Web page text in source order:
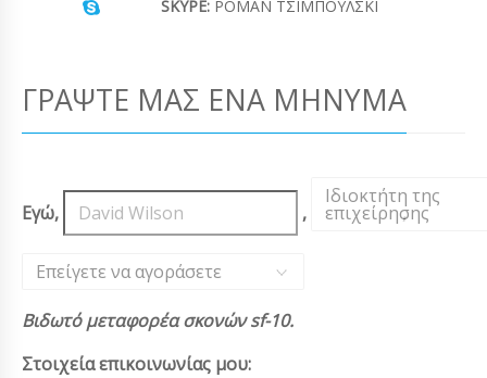
SKYPE: ΡΟΜΆΝ ΤΣΙΜΠΟΎΛΣΚΙ
ΓΡΆΨΤΕ ΜΑΣ ΈΝΑ ΜΉΝΥΜΑ
Εγώ, ,
Ιδιοκτήτη της
επιχείρησης
,
Επείγετε να αγοράσετε
Βιδωτό μεταφορέα σκονών sf-10.
Στοιχεία επικοινωνίας μου: